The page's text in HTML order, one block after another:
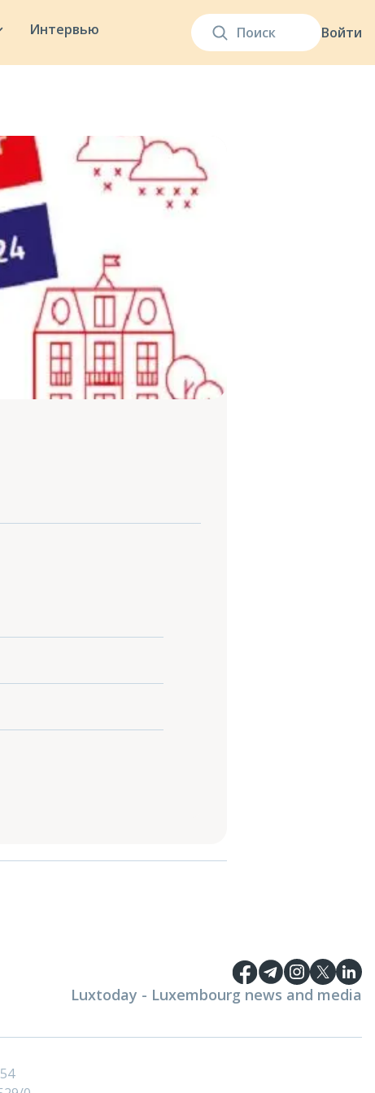
Войти
Интервью
Luxtoday - Luxembourg news and media